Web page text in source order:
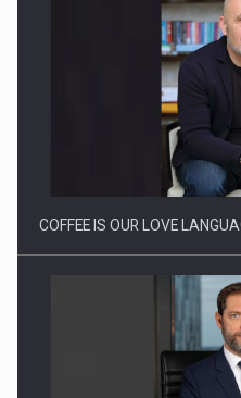
Proteinmaxxing and the
COFFEE IS OUR LOVE